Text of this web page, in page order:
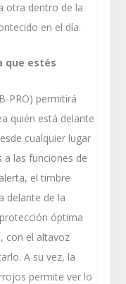
otra dentro de la
en el día.
que estés
PRO) permitirá
quién está delante
cualquier lugar
a las funciones de
el timbre
delante de la
óptima
con el altavoz
A su vez, la
permite ver lo